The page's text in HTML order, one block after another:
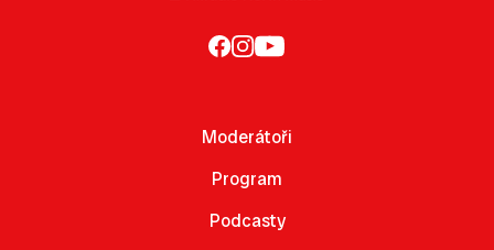
Moderátoři
Program
Podcasty